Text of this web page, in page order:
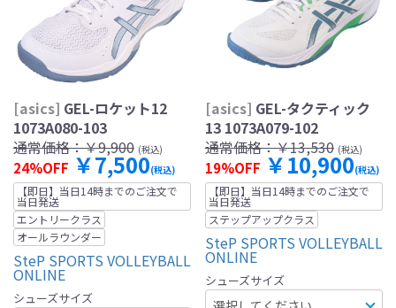
[asics] GEL-ロケット12
1073A080-103
通常価格：￥9,900 (税込)
24%OFF ￥7,500(税込)
【即日】当日14時までのご注文で
当日発送
エントリークラス
オールラウンダー
SteP SPORTS VOLLEYBALL
ONLINE
シューズサイズ
[asics] GEL-タクティック
13 1073A079-102
通常価格：￥13,530 (税込)
19%OFF ￥10,900(税込)
【即日】当日14時までのご注文で
当日発送
ステップアップクラス
SteP SPORTS VOLLEYBALL
ONLINE
シューズサイズ